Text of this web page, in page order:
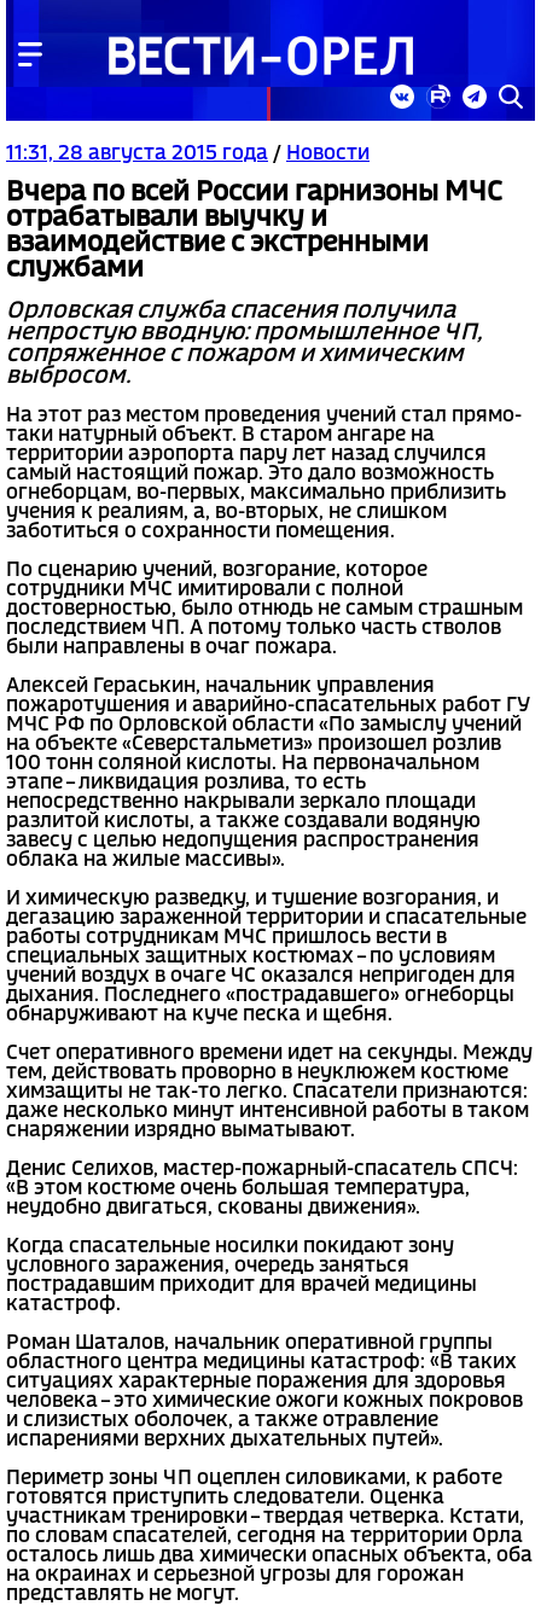
11:31, 28 августа 2015 года / Новости
Вчера по всей России гарнизоны МЧС
отрабатывали выучку и
взаимодействие с экстренными
службами
Орловская служба спасения получила
непростую вводную: промышленное ЧП,
сопряженное с пожаром и химическим
выбросом.
На этот раз местом проведения учений стал прямо-
таки натурный объект. В старом ангаре на
территории аэропорта пару лет назад случился
самый настоящий пожар. Это дало возможность
огнеборцам, во-первых, максимально приблизить
учения к реалиям, а, во-вторых, не слишком
заботиться о сохранности помещения.
По сценарию учений, возгорание, которое
сотрудники МЧС имитировали с полной
достоверностью, было отнюдь не самым страшным
последствием ЧП. А потому только часть стволов
были направлены в очаг пожара.
Алексей Гераськин, начальник управления
пожаротушения и аварийно-спасательных работ ГУ
МЧС РФ по Орловской области «По замыслу учений
на объекте «Северстальметиз» произошел розлив
100 тонн соляной кислоты. На первоначальном
этапе – ликвидация розлива, то есть
непосредственно накрывали зеркало площади
разлитой кислоты, а также создавали водяную
завесу с целью недопущения распространения
облака на жилые массивы».
И химическую разведку, и тушение возгорания, и
дегазацию зараженной территории и спасательные
работы сотрудникам МЧС пришлось вести в
специальных защитных костюмах – по условиям
учений воздух в очаге ЧС оказался непригоден для
дыхания. Последнего «пострадавшего» огнеборцы
обнаруживают на куче песка и щебня.
Счет оперативного времени идет на секунды. Между
тем, действовать проворно в неуклюжем костюме
химзащиты не так-то легко. Спасатели признаются:
даже несколько минут интенсивной работы в таком
снаряжении изрядно выматывают.
Денис Селихов, мастер-пожарный-спасатель СПСЧ:
«В этом костюме очень большая температура,
неудобно двигаться, скованы движения».
Когда спасательные носилки покидают зону
условного заражения, очередь заняться
пострадавшим приходит для врачей медицины
катастроф.
Роман Шаталов, начальник оперативной группы
областного центра медицины катастроф: «В таких
ситуациях характерные поражения для здоровья
человека – это химические ожоги кожных покровов
и слизистых оболочек, а также отравление
испарениями верхних дыхательных путей».
Периметр зоны ЧП оцеплен силовиками, к работе
готовятся приступить следователи. Оценка
участникам тренировки – твердая четверка. Кстати,
по словам спасателей, сегодня на территории Орла
осталось лишь два химически опасных объекта, оба
на окраинах и серьезной угрозы для горожан
представлять не могут.